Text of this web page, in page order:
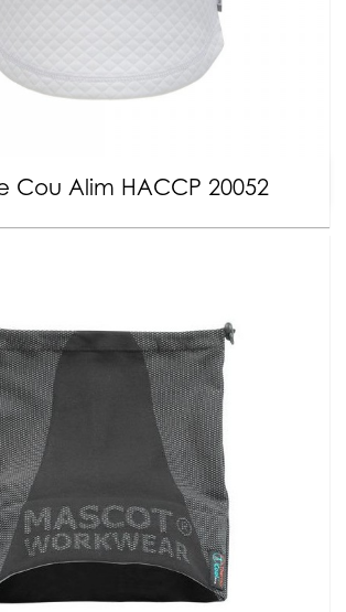
Cou Alim HACCP 20052